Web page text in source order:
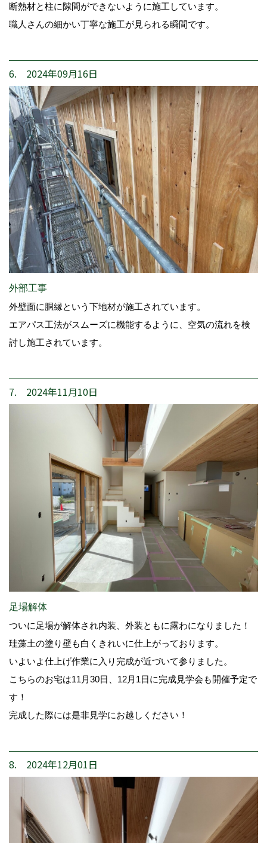
断熱材と柱に隙間ができないように施工しています。
職人さんの細かい丁寧な施工が見られる瞬間です。
6. 2024年09月16日
外部工事
外壁面に胴縁という下地材が施工されています。
エアパス工法がスムーズに機能するように、空気の流れを検
討し施工されています。
7. 2024年11月10日
足場解体
ついに足場が解体され内装、外装ともに露わになりました！
珪藻土の塗り壁も白くきれいに仕上がっております。
いよいよ仕上げ作業に入り完成が近づいて参りました。
こちらのお宅は11月30日、12月1日に完成見学会も開催予定で
す！
完成した際には是非見学にお越しください！
8. 2024年12月01日